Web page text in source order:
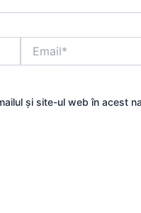
și site-ul web în acest